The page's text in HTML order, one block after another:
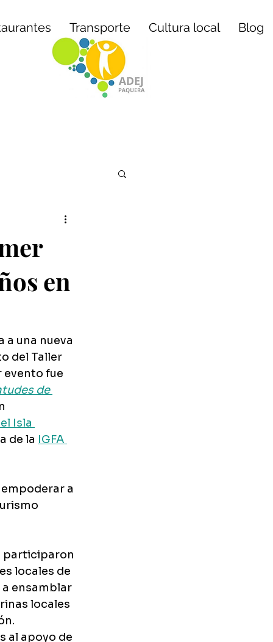
Transporte Cultura local Blog
en
a una nueva
del Taller
evento fue
de
Isla
de la IGFA
a
participaron
locales de
ensamblar
locales
al apoyo de